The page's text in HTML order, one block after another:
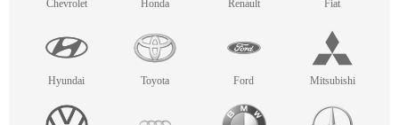
Chevrolet Honda Renault Fiat
Hyundai Toyota Ford Mitsubishi